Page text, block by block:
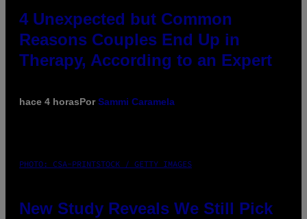
4 Unexpected but Common
Reasons Couples End Up in
Therapy, According to an Expert
hace 4 horasPorSammi Caramela
PHOTO: CSA-PRINTSTOCK / GETTY IMAGES
New Study Reveals We Still Pick